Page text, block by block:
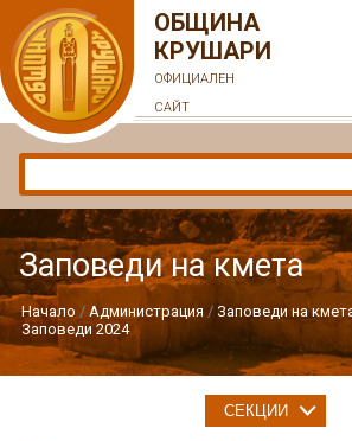
ОБЩИНА
КРУШАРИ
ОФИЦИАЛЕН
САЙТ
Заповеди на кмета
Начало Администрация
Заповеди на
Заповеди 2024
СЕКЦИИ